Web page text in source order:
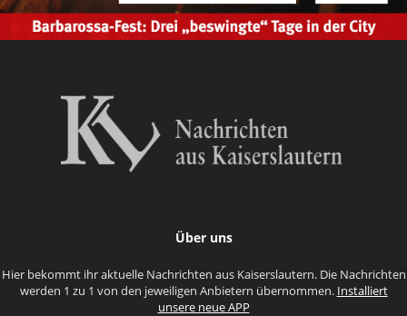
Über uns
Hier bekommt ihr aktuelle Nachrichten aus Kaiserslautern. Die Nachrichten
werden 1 zu 1 von den jeweiligen Anbietern übernommen. Installiert
unsere neue APP